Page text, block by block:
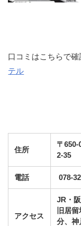
口コミはこちらで
テル
住所
〒650-
2-35
電話 078-
アクセス
JR・
旧居
分、神